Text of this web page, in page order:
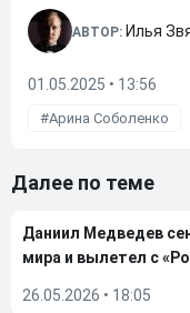
АВТОР: Илья
01.05.2025 • 13:56
Арина Соболенко
Далее по теме
Даниил Медведев
мира и вылетел с
26.05.2026 • 18:05